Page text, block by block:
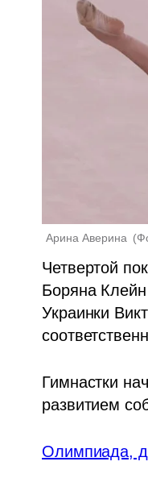
Арина Аверина (
Четвертой
Боряна
Украинки
Гимнастки
развитием
Олимпиада,